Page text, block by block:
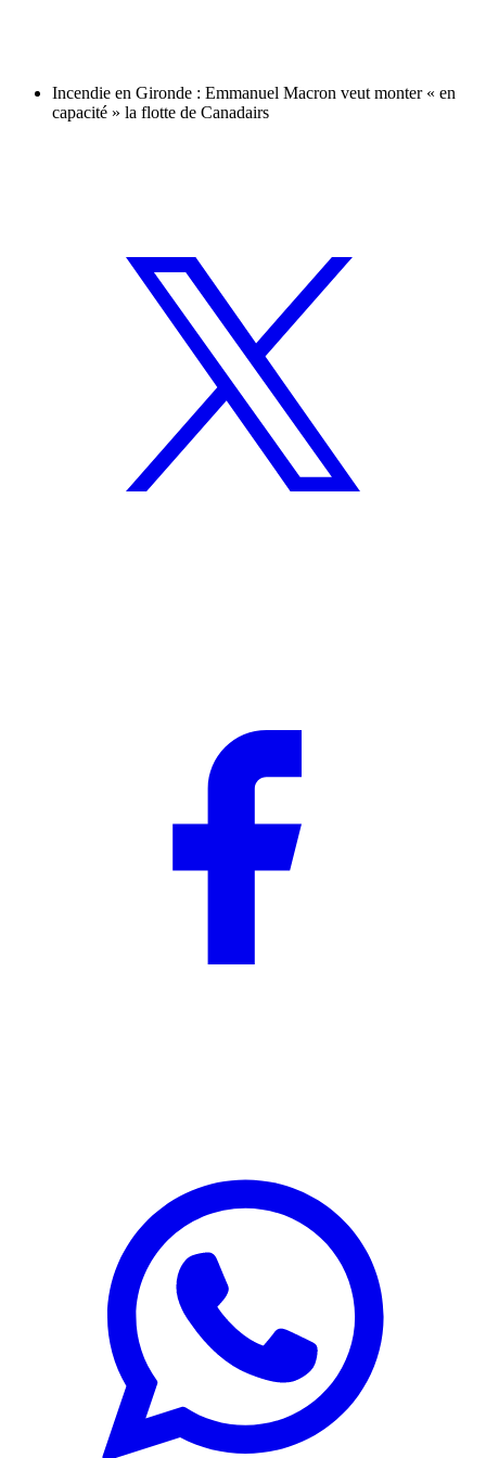
Incendie en Gironde : Emmanuel Macron veut monter « en
capacité » la flotte de Canadairs